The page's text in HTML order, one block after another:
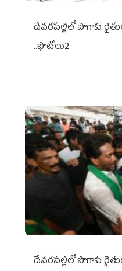
దేవరపల్లిలో పొగాకు
..ఫొటోలు2
దేవరపల్లిలో పొగాకు